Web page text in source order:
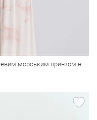
Трикотажний боді з рожевим морським принтом на бретелях